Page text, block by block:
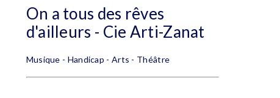
On a tous des rêves
d'ailleurs - Cie Arti-Zanat
Musique - Handicap - Arts - Théâtre